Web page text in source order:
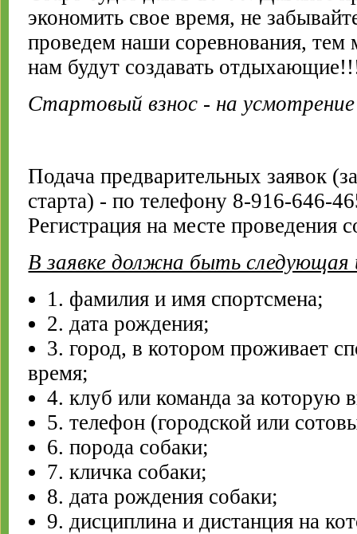
экономить свое время, не
проведем наши соревнования, тем
нам будут создавать
Стартовый взнос - на
Подача предварительных заявок
старта) - по телефону 8-916-646-
Регистрация на месте проведения
В заявке должна быть
1. фамилия и имя спортсмена;
2. дата рождения;
3. город, в котором проживает
время;
4. клуб или команда за которую
5. телефон (городской или
6. порода собаки;
7. кличка собаки;
8. дата рождения собаки;
9. дисциплина и дистанция на